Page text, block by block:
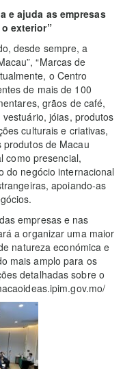
e ajuda as empresas
exterior”
desde sempre, a
“Marcas de
o Centro
de mais de 100
grãos de café,
jóias, produtos
culturais e criativas,
de Macau
como presencial,
do negócio internacional
apoiando-as
empresas e nas
a organizar uma maior
natureza económica e
mais amplo para os
detalhadas sobre o